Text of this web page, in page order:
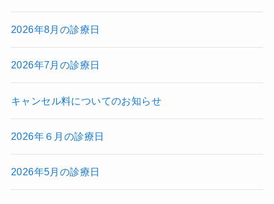
2026年8月の診療日
2026年7月の診療日
キャンセル料についてのお知らせ
2026年６月の診療日
2026年5月の診療日